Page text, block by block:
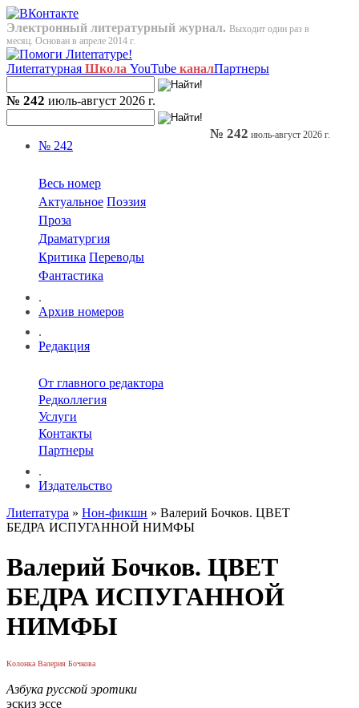
Электронный литературный журнал. Выходит один раз в
месяц. Основан в апреле 2014 г.
Лиterraтурная Школа YouTube каналПартнеры
№ 242 июль-август 2026 г.
№ 242
Весь номер
Актуальное Поэзия
Проза
Драматургия
Критика Переводы
Фантастика
.
Архив номеров
.
Редакция
От главного редактора
Редколлегия
Услуги
Контакты
Партнеры
.
Издательство
№ 242 июль-август 2026 г.
Лиterraтура » Нон-фикшн » Валерий Бочков. ЦВЕТ
БЕДРА ИСПУГАННОЙ НИМФЫ
Валерий Бочков. ЦВЕТ
БЕДРА ИСПУГАННОЙ
НИМФЫ
Колонка Валерия Бочкова
Азбука русской эротики
эскиз эссе